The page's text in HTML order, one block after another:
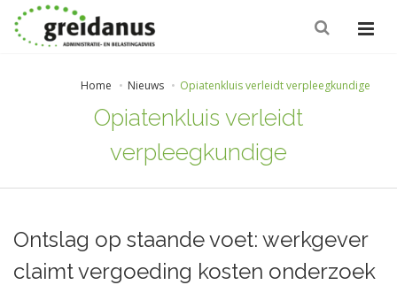
Home Nieuws Opiatenkluis verleidt verpleegkundige
Opiatenkluis verleidt
verpleegkundige
Ontslag op staande voet: werkgever
claimt vergoeding kosten onderzoek